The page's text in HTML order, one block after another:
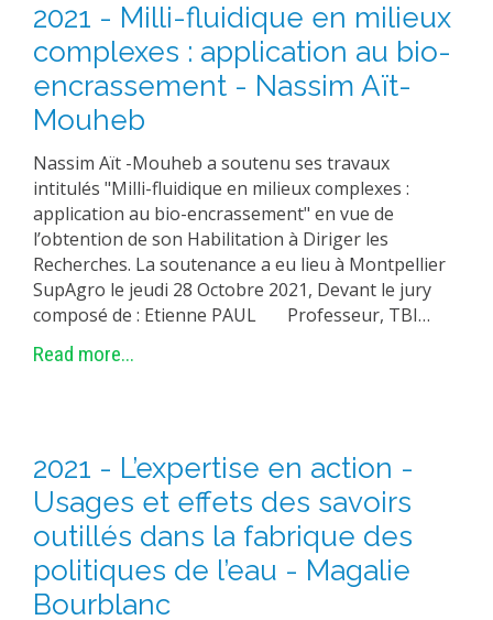
2021 - Milli-fluidique en milieux
complexes : application au bio-
encrassement - Nassim Aït-
Mouheb
Nassim Aït -Mouheb a soutenu ses travaux
intitulés "Milli-fluidique en milieux complexes :
application au bio-encrassement" en vue de
l’obtention de son Habilitation à Diriger les
Recherches. La soutenance a eu lieu à Montpellier
SupAgro le jeudi 28 Octobre 2021, Devant le jury
composé de : Etienne PAUL Professeur, TBI…
Read more...
2021 - L’expertise en action -
Usages et effets des savoirs
outillés dans la fabrique des
politiques de l’eau - Magalie
Bourblanc